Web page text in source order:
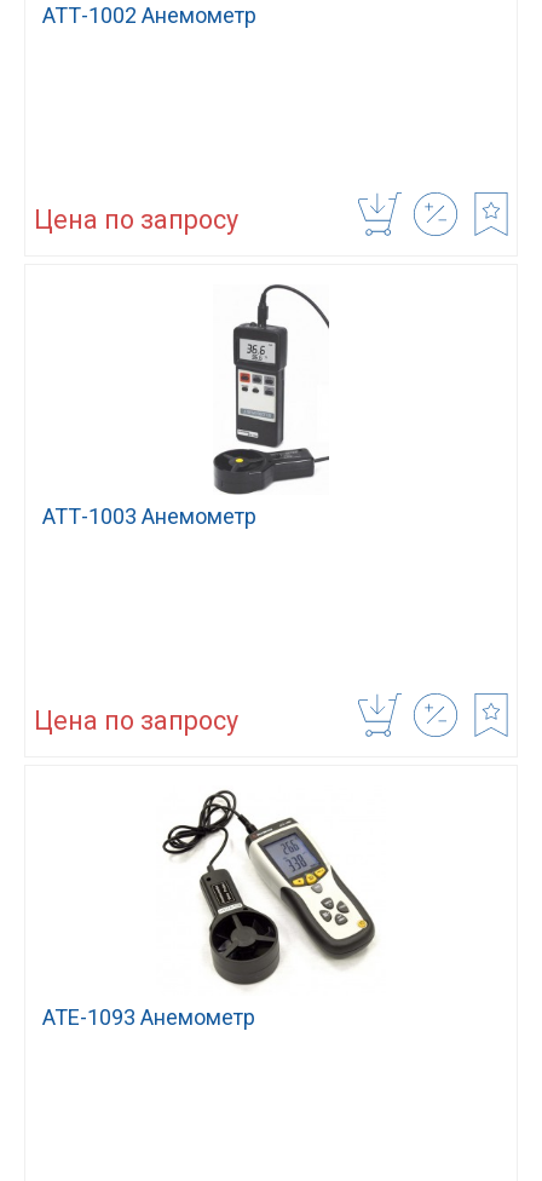
АТТ-1002 Анемометр
Цена по запросу
АТТ-1003 Анемометр
Цена по запросу
АТЕ-1093 Анемометр